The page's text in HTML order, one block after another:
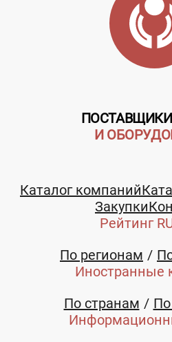
И
Каталог компаний
Закупки
Рейтинг
По регионам
Иностранные
По странам